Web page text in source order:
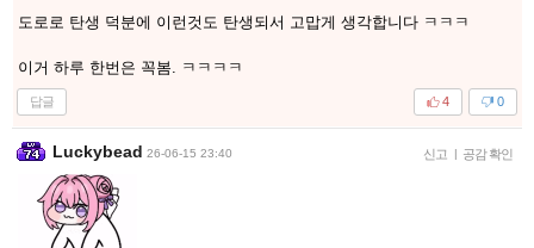
도로로 탄생 덕분에 이런것도 탄생되서 고맙게 생각합니다 ㅋㅋㅋ
이거 하루 한번은 꼭봄. ㅋㅋㅋㅋ
답글 0
4
Luckybead 26-06-15 23:40 신고 | 공감 확인